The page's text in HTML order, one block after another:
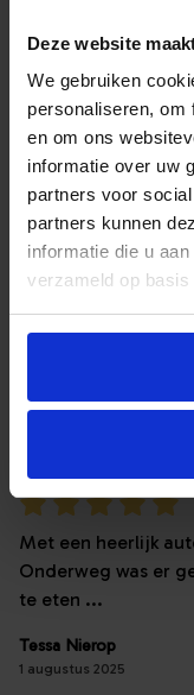
Deze website
We gebruiken
personaliseren, om
en om ons
informatie over uw
partners voor
partners kunnen
informatie die u
verzameld op
ruimte. Onderweg
Brenda De Grijs
9 augustus 2025
maar zelfs zonder
Met een heerlijk
Onderweg was er
te eten ...
Tessa Nierop
1 augustus 2025